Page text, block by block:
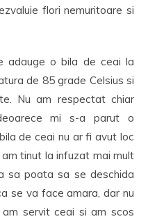
flori nemuritoare si
adauge o bila de ceai la
de 85 grade Celsius si
Nu am respectat chiar
mi s-a parut o
de ceai nu ar fi avut loc
tinut la infuzat mai mult
sa poata sa se deschida
se va face amara, dar nu
servit ceai si am scos